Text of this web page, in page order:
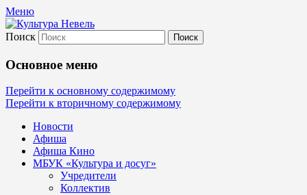
Меню
Культура Невель
МБУК Невельского района "Культура
и досуг"
Поиск
Основное меню
Перейти к основному содержимому
Перейти к вторичному содержимому
Новости
Афиша
Афиша Кино
МБУК «Культура и досуг»
Учредители
Коллектив